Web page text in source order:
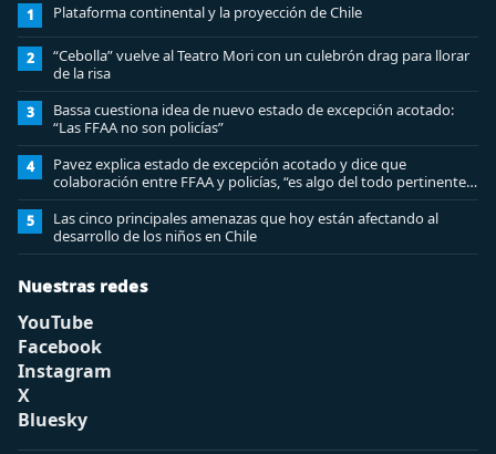
1 Plataforma continental y la proyección de Chile
2
“Cebolla” vuelve al Teatro Mori con un culebrón drag para llorar
de la risa
3
Bassa cuestiona idea de nuevo estado de excepción acotado:
“Las FFAA no son policías”
4
Pavez explica estado de excepción acotado y dice que
colaboración entre FFAA y policías, “es algo del todo pertinente
analizar”
5
Las cinco principales amenazas que hoy están afectando al
desarrollo de los niños en Chile
Nuestras redes
YouTube
Facebook
Instagram
X
Bluesky